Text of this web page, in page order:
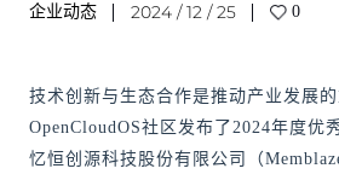
企业动态 2024 / 12 / 25 0
技术创新与生态合作是推动产业发展的
OpenCloudOS社区发布了2024年度优
忆恒创源科技股份有限公司（